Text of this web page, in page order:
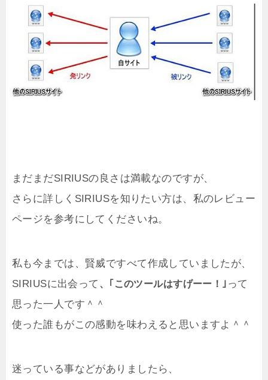
まだまだSIRIUSの良さは満載なのですが、
さらに詳しくSIRIUSを知りたい方は、私のレビュー
ページを参考にしてくださいね。
私も今までは、賢威ですべて作成していましたが、
SIRIUSに出会って 、｢このツールはすげーー！｣ って
思った一人です＾＾
使った誰もがこの感動を味わえると思いますよ＾＾
迷っている事などがありましたら、